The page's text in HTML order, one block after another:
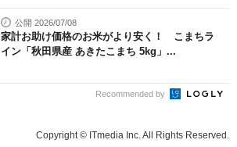
公開 2026/07/08
家計お助け価格のお米がより安く！ こまちラ
イン「秋田県産 あきたこまち 5kg」...
Recommended by
Copyright © ITmedia Inc. All Rights Reserved.